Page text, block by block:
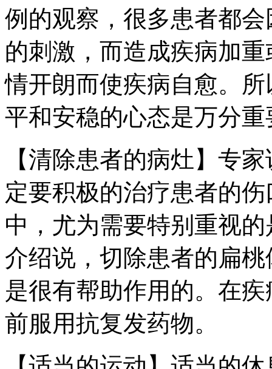
例的观察，很多患者都
的刺激，而造成疾病加
情开朗而使疾病自愈。
平和安稳的心态是万分重
【清除患者的病灶】专
定要积极的治疗患者的
中，尤为需要特别重视
介绍说，切除患者的扁
是很有帮助作用的。在
前服用抗复发药物。